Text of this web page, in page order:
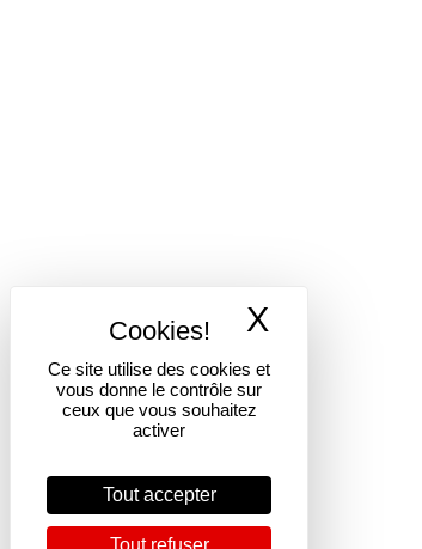
Ce site utilise des cookies et
vous donne le contrôle sur
ceux que vous souhaitez
activer
Tout accepter
Tout refuser
X